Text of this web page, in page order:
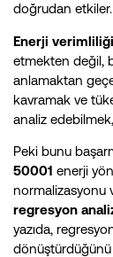
doğrudan etkiler.
Enerji
etmekten değil,
anlamaktan
kavramak ve
analiz
Peki bunu
50001 enerji
normalizasyonu
regresyon
yazıda,
dönüştürdüğünü